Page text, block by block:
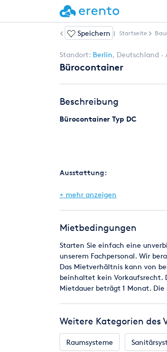
Weitere Artikel | Startseite
Speichern
Standort: Berlin, Deutschland
Bürocontainer
Beschreibung
Bürocontainer Typ DC
Ausstattung:
1 Toilette
Garderobenhaken
2 Rolladen
2 E-Verteilung (Fi-Schutzs.+
E-Licht, E-Heizung
2 E-Ventilator
+ mehr anzeigen
Mietbedingungen
Starten Sie einfach eine
unserem Fachpersonal. Wir
Das Mietverhältnis kann von
beinhaltet kein Vorkaufsrecht.
Mietdauer beträgt 1 Monat.
Weitere Kategorien des
Raumsysteme